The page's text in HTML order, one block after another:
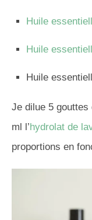
Huile
Huile
Huile
Je dilue 5 gouttes
ml l’hydrolat de
proportions en